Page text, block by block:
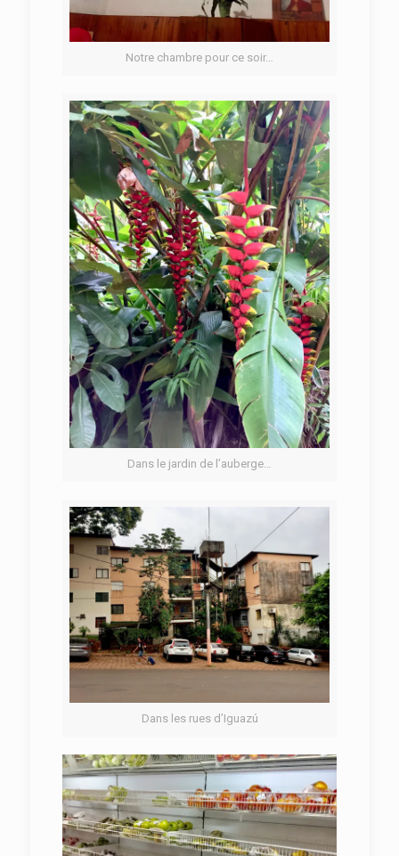
Notre chambre pour ce soir…
Dans le jardin de l’auberge…
Dans les rues d’Iguazú